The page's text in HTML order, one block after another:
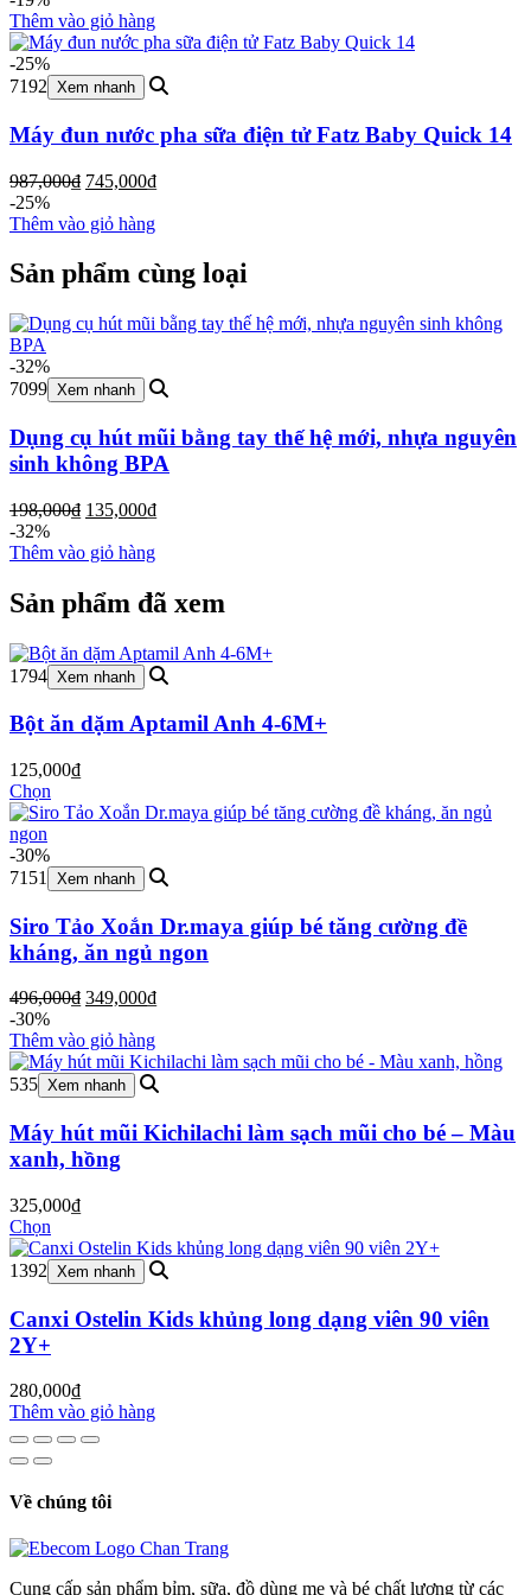
là:
945,000₫.là:
Thêm vào giỏ hàng
-25%
7192 Xem nhanh
Máy đun nước pha sữa điện tử Fatz Baby Quick 14
987,000₫ Giá
là:
745,000₫Giá
745,000₫.
-25%
Thêm vào giỏ hàng
Sản phẩm cùng loại
-32%
7099 Xem nhanh
Dụng cụ hút mũi bằng tay thế hệ mới, nhựa nguyên
sinh không BPA
198,000₫ Giá
là:
135,000₫Giá
135,000₫.
-32%
Thêm vào giỏ hàng
Sản phẩm đã xem
1794 Xem nhanh
Bột ăn dặm Aptamil Anh 4-6M+
125,000₫
Chọn
-30%
7151
Xem nhanh
Siro Tảo Xoắn Dr.maya giúp bé tăng cường đề
kháng, ăn ngủ ngon
496,000₫ Giá
là:
496,000₫.
349,000₫Giá
là:
-30%
Thêm vào giỏ hàng
535 Xem nhanh
Máy hút mũi Kichilachi làm sạch mũi cho bé – Màu
xanh, hồng
325,000₫
Chọn
1392 Xem nhanh
Canxi Ostelin Kids khủng long dạng viên 90 viên
2Y+
280,000₫
Thêm vào giỏ hàng
Về chúng tôi
Cung cấp sản phẩm bỉm, sữa, đồ dùng mẹ và bé chất lượng từ các